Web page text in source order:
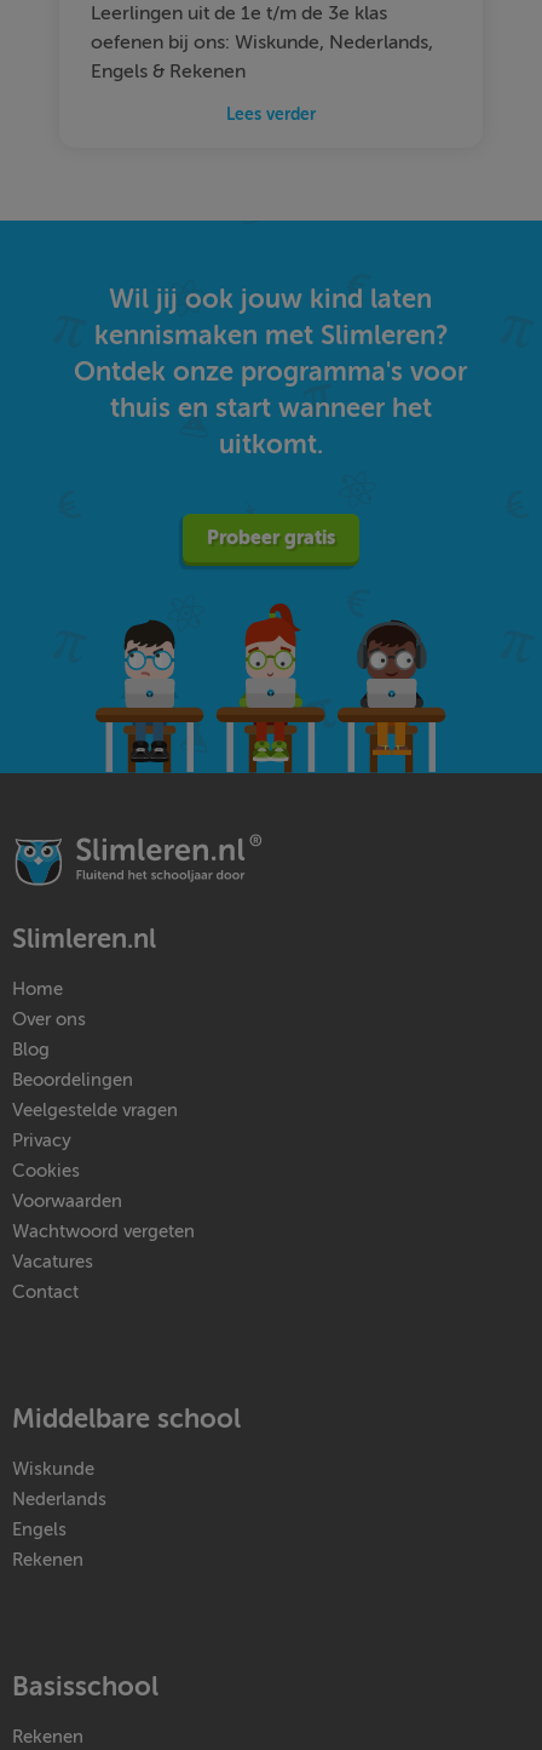
Leerlingen uit de 1e t/m de 3e klas
oefenen bij ons: Wiskunde, Nederlands,
Engels & Rekenen
Lees verder
Wil jij ook jouw kind laten
kennismaken met Slimleren?
Ontdek onze programma's voor
thuis en start wanneer het
uitkomt.
Probeer gratis
Slimleren.nl
Home
Over ons
Blog
Beoordelingen
Veelgestelde vragen
Privacy
Cookies
Voorwaarden
Wachtwoord vergeten
Vacatures
Contact
Middelbare school
Wiskunde
Nederlands
Engels
Rekenen
Basisschool
Rekenen